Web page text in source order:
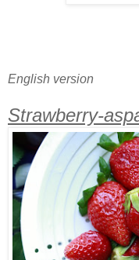
English version
Strawberry-